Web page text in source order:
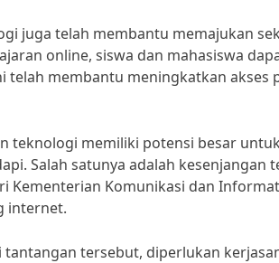
juga telah membantu memajukan
online, siswa dan mahasiswa
telah membantu meningkatkan
teknologi memiliki potensi besar
Salah satunya adalah
Kementerian Komunikasi dan
internet.
tersebut, diperlukan